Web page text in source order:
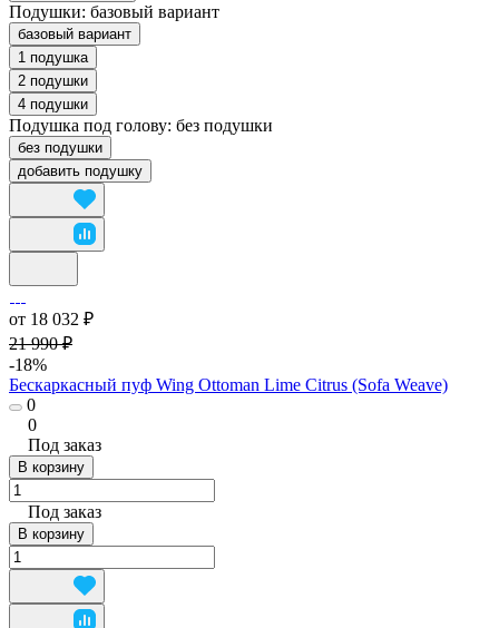
Подушки: базовый вариант
базовый вариант
1 подушка
2 подушки
4 подушки
Подушка под голову: без подушки
без подушки
добавить подушку
от 18 032 ₽
21 990 ₽
-18%
Бескаркасный пуф Wing Ottoman Lime Citrus (Sofa Weave)
0
0
Под заказ
В корзину
Под заказ
В корзину